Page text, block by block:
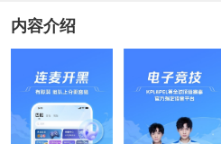
内容介绍